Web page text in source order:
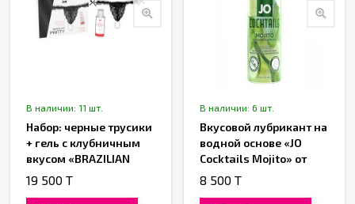
В наличии: 11 шт.
Набор: черные трусики
+ гель с клубничным
вкусом «BRAZILIAN
PANTY» от «Intt»
19 500 T
В наличии: 6 шт.
Вкусовой лубрикант на
водной основе «JO
Cocktails Mojito» от
«System JO» 60 ML
8 500 T